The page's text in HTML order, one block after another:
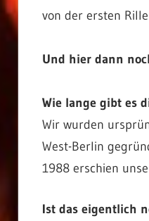
von der ersten
Und hier dann
Wie lange gibt es
Wir wurden
West-Berlin
1988 erschien
Ist das eigentlich